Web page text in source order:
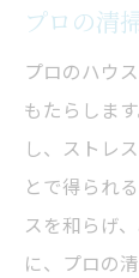
プロの清
プロのハウ
もたらしま
し、ストレ
とで得られ
スを和らげ
に、プロの